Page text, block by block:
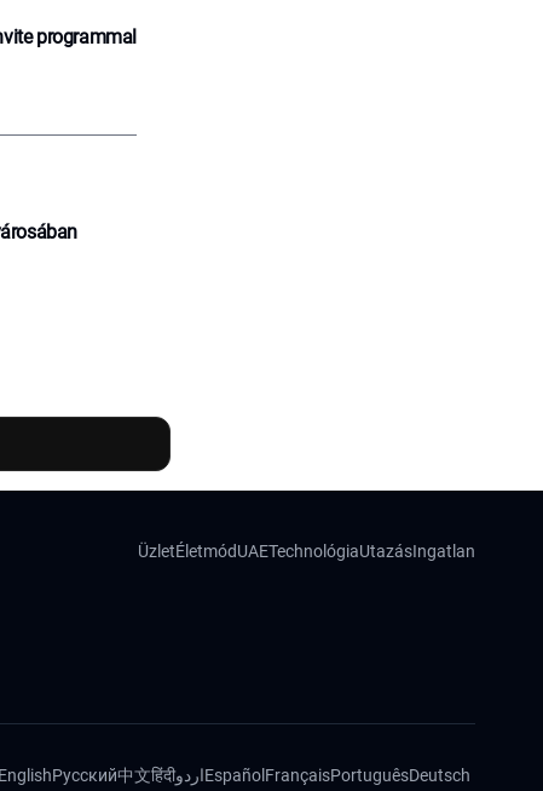
programmal
ÜzletÉletmódUAETechnológiaUtazásIngatlan
Русский中文हिंदीاردوEspañol FrançaisPortuguêsDeutsch